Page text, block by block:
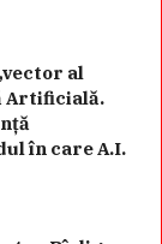
al
Artificială.
în care A.I.